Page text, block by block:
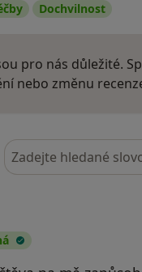
Dochvilnost
pro nás důležité.
nebo změnu
Hledejte v názorech